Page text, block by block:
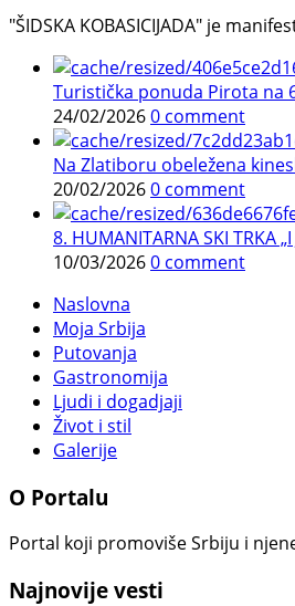
"ŠIDSKA KOBASICIJADA" je
Turistička ponuda Pirota na
24/02/20260 comment
Na Zlatiboru obeležena
20/02/20260 comment
8. HUMANITARNA SKI TRKA „I
10/03/20260 comment
Naslovna
Moja Srbija
Putovanja
Gastronomija
Ljudi i dogadjaji
Život i stil
Galerije
O Portalu
Portal koji promoviše Srbiju i
Najnovije vesti